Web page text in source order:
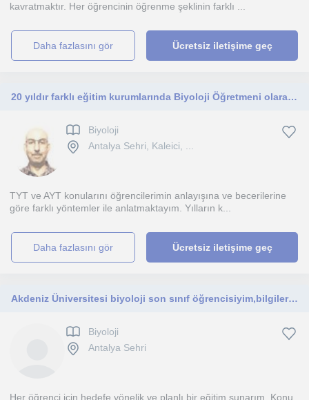
kavratmaktır. Her öğrencinin öğrenme şeklinin farklı ...
daha fazlasını gör Ücretsiz iletişime geç
20 yıldır farklı eğitim kurumlarında Biyoloji Öğretmeni olarak görev yaptım ve halen yapmaktayım.
Biyoloji
Antalya Sehri, Kaleici, ...
TYT ve AYT konularını öğrencilerimin anlayışına ve becerilerine
göre farklı yöntemler ile anlatmaktayım. Yılların k...
daha fazlasını gör Ücretsiz iletişime geç
Akdeniz Üniversitesi biyoloji son sınıf öğrencisiyim,bilgilerimi ortaokul ve lise düzeyinde öğrenci seviyesine uygun aktarabilirim
Biyoloji
Antalya Sehri
Her öğrenci için hedefe yönelik ve planlı bir eğitim sunarım. Konu